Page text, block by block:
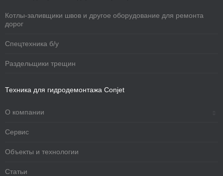
Котлы-заливщики швов и другое оборудование для ремонта
дорог
Спецтехника б/у
Раздельщики трещин
Техника для гидродемонтажа Conjet
О компании
Сервис
Объекты и технологии
Статьи